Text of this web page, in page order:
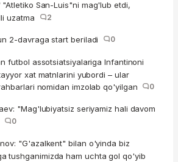
"Atletiko San-Luis"ni mag'lub etdi,
uzatma
2
2-davraga start beriladi 0
futbol assotsiatsiyalariga Infantinoni
xat matnlarini yubordi – ular
nomidan imzolab qo'yilgan
0
"Mag'lubiyatsiz seriyamiz hali davom
0
"G'azalkent" bilan o'yinda biz
tushganimizda ham uchta gol qo'yib